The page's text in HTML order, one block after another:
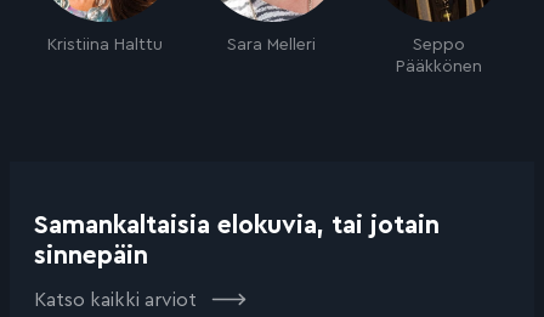
Kristiina Halttu Sara Melleri
Seppo
Pääkkönen
Samankaltaisia elokuvia, tai jotain
sinnepäin
Katso kaikki arviot